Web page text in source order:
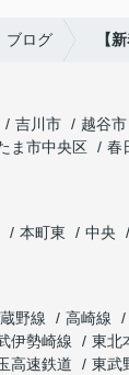
ブログ 【
吉川市
越谷市
ま市中央区 春
本町東 中央
野線
高崎線
伊勢崎線
東北
高速鉄道
東武